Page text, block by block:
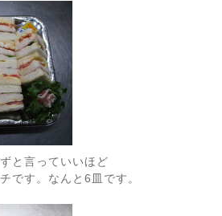
と言っていいほど
です。なんと6皿です。